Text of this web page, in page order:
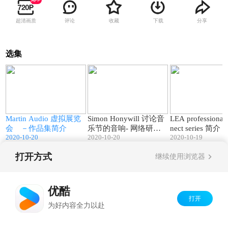
超清画质 评论 收藏 下载 分享
选集
Martin Audio 虚拟展览
会 －作品集简介
2020-10-20
Simon Honywill 讨论音
乐节的音响- 网络研讨
会
2020-10-20
LEA professional
nect series 简介
2020-10-19
打开方式 继续使用浏览器
优酷
为好内容全力以赴
打开